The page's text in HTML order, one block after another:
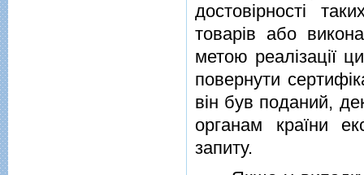
достовiрностi
товарiв або
метою реалiзацiї
повернути
вiн був поданий,
органам країни
запиту.